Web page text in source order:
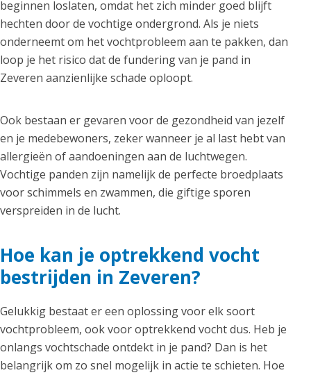
beginnen loslaten, omdat het zich minder goed blijft
hechten door de vochtige ondergrond. Als je niets
onderneemt om het vochtprobleem aan te pakken, dan
loop je het risico dat de fundering van je pand in
Zeveren aanzienlijke schade oploopt.
Ook bestaan er gevaren voor de gezondheid van jezelf
en je medebewoners, zeker wanneer je al last hebt van
allergieën of aandoeningen aan de luchtwegen.
Vochtige panden zijn namelijk de perfecte broedplaats
voor schimmels en zwammen, die giftige sporen
verspreiden in de lucht.
Hoe kan je optrekkend vocht
bestrijden in Zeveren?
Gelukkig bestaat er een oplossing voor elk soort
vochtprobleem, ook voor optrekkend vocht dus. Heb je
onlangs vochtschade ontdekt in je pand? Dan is het
belangrijk om zo snel mogelijk in actie te schieten. Hoe